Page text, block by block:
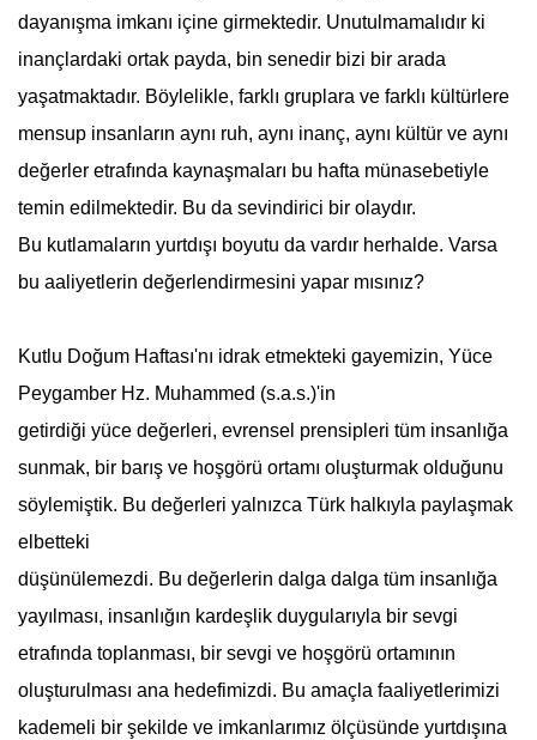
dayanışma imkanı içine girmektedir. Unutulmamalıdır ki
inançlardaki ortak payda, bin senedir bizi bir arada
yaşatmaktadır. Böylelikle, farklı gruplara ve farklı kültürlere
mensup insanların aynı ruh, aynı inanç, aynı kültür ve aynı
değerler etrafında kaynaşmaları bu hafta münasebetiyle
temin edilmektedir. Bu da sevindirici bir olaydır.
Bu kutlamaların yurtdışı boyutu da vardır herhalde. Varsa
bu aaliyetlerin değerlendirmesini yapar mısınız?
Kutlu Doğum Haftası'nı idrak etmekteki gayemizin, Yüce
Peygamber Hz. Muhammed (s.a.s.)'in
getirdiği yüce değerleri, evrensel prensipleri tüm insanlığa
sunmak, bir barış ve hoşgörü ortamı oluşturmak olduğunu
söylemiştik. Bu değerleri yalnızca Türk halkıyla paylaşmak
elbetteki
düşünülemezdi. Bu değerlerin dalga dalga tüm insanlığa
yayılması, insanlığın kardeşlik duygularıyla bir sevgi
etrafında toplanması, bir sevgi ve hoşgörü ortamının
oluşturulması ana hedefimizdi. Bu amaçla faaliyetlerimizi
kademeli bir şekilde ve imkanlarımız ölçüsünde yurtdışına